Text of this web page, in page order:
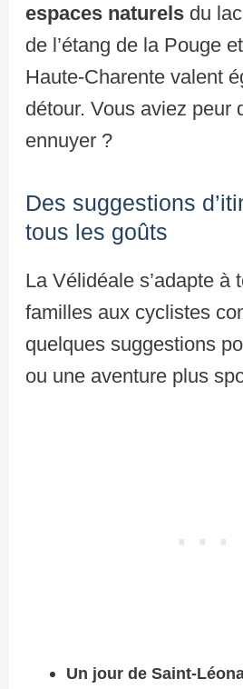
espaces naturels du
de l’étang de la Pouge
Haute-Charente valent
détour. Vous aviez peur
ennuyer ?
Des suggestions
tous les goûts
La Vélidéale s’adapte à
familles aux cyclistes
quelques suggestions
ou une aventure plus
Un jour de Saint-